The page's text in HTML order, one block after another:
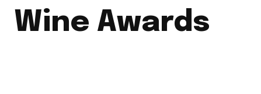
Wine Awards